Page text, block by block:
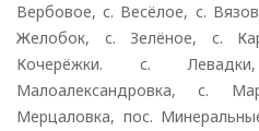
Вербовое, с. Весёлое, с.
Желобок, с. Зелёное, с.
Кочерёжки. с.
Малоалександровка, с.
Мерцаловка, пос.